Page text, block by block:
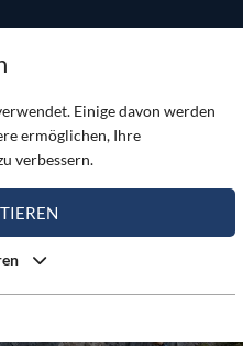
-
Einige davon werden
ermöglichen, Ihre
verbessern.